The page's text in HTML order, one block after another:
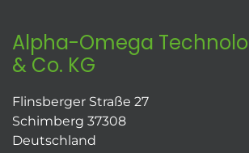
Alpha-Omega
& Co. KG
Flinsberger Straße 27
Schimberg 37308
Deutschland